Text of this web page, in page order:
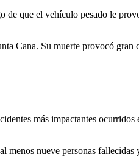
que el vehículo pesado le
Cana. Su muerte provocó gran
más impactantes
menos nueve personas